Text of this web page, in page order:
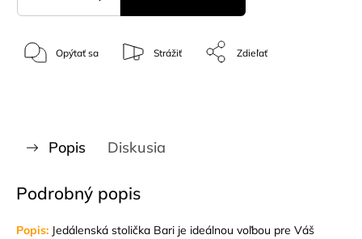
Opýtať sa Strážiť Zdieľať
Popis Diskusia
Podrobný popis
Popis: Jedálenská stolička Bari je ideálnou voľbou pre Váš